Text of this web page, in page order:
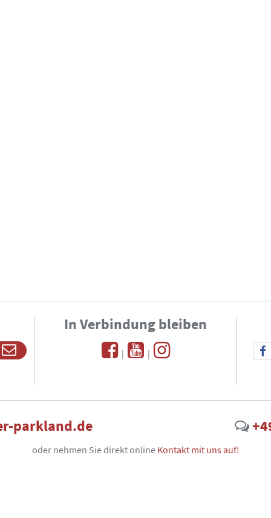
In Verbindung bleiben
| |
parkland.de
oder nehmen Sie direkt online Kontakt mit uns auf!